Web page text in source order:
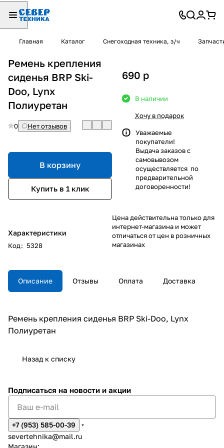
Главная Каталог Снегоходная техника, з/ч
Ремень крепления
сиденья BRP Ski-
Doo, Lynx
Полиуретан
0 Нет отзывов
В корзину
Купить в 1 клик
Характеристики
Код: 5328
690 p
В наличии
Хочу в подарок
Уважаемые
покупатели!
Выдача заказов с
самовывозом
осуществляется по
предварительной
договоренности!
Цена действительна только для
интернет-магазина и может
отличаться от цен в розничных
магазинах
Описание Отзывы Оплата Доставка
Ремень крепления сиденья BRP Ski-Doo, Lynx
Полиуретан
Назад к списку
Подписаться на новости и акции
+7 (953) 585-00-39
severtehnika@mail.ru
Магазин: